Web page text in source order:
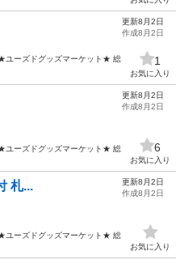
ユーズドグッズマーケット★ 総
更新8月2日
作成8月2日
1
お気に入り
ユーズドグッズマーケット★ 総
更新8月2日
作成8月2日
6
お気に入り
札...
ユーズドグッズマーケット★ 総
更新8月2日
作成8月2日
お気に入り